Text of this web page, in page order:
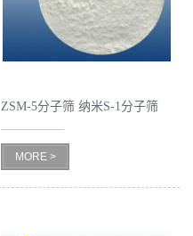
ZSM-5分子筛 纳米S-1分子筛
MORE >